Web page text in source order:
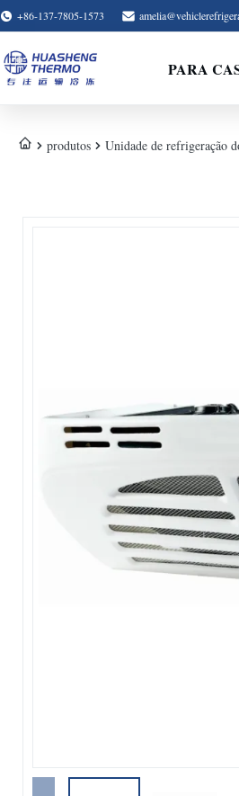
+86-137-7805-1573
PARA
produtos Unidade de refrigeração